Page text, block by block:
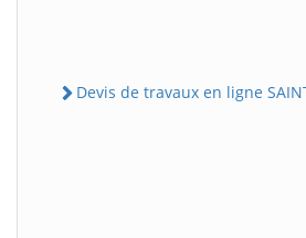
Devis de travaux en ligne